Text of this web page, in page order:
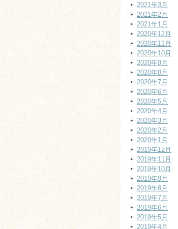
2021年3月
2021年2月
2021年1月
2020年12月
2020年11月
2020年10月
2020年9月
2020年8月
2020年7月
2020年6月
2020年5月
2020年4月
2020年3月
2020年2月
2020年1月
2019年12月
2019年11月
2019年10月
2019年9月
2019年8月
2019年7月
2019年6月
2019年5月
2019年4月